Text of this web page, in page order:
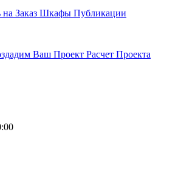
Заказ Шкафы Публикации
Ваш Проект Расчет Проекта